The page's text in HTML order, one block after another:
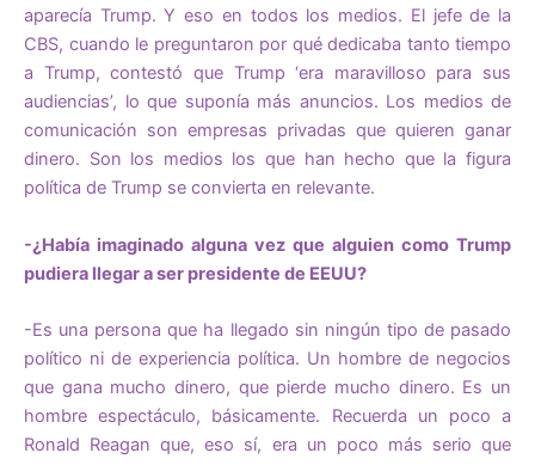
aparecía Trump. Y eso en todos los medios. El jefe de la
CBS, cuando le preguntaron por qué dedicaba tanto tiempo
a Trump, contestó que Trump ‘era maravilloso para sus
audiencias’, lo que suponía más anuncios. Los medios de
comunicación son empresas privadas que quieren ganar
dinero. Son los medios los que han hecho que la figura
política de Trump se convierta en relevante.
-¿Había imaginado alguna vez que alguien como Trump
pudiera llegar a ser presidente de EEUU?
-Es una persona que ha llegado sin ningún tipo de pasado
político ni de experiencia política. Un hombre de negocios
que gana mucho dinero, que pierde mucho dinero. Es un
hombre espectáculo, básicamente. Recuerda un poco a
Ronald Reagan que, eso sí, era un poco más serio que